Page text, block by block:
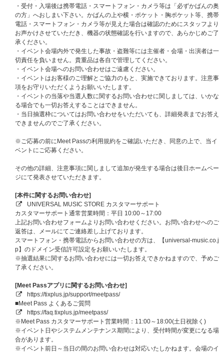
[当選人数] 東京・大阪共通：各日程960名（各日程：各メンバー120名）、
合計2,880名
⑤団体ハートタッチ会（撮影OK！）
[当選人数] 東京・大阪共通：各日程400名、合計1,200名
⑥ 【ATEEZ JAPAN OFFICIAL FANCLUB会員限定】
（撮影OK！）
[当選人数]
＜シリアルナンバーでの事前抽選枠＞東京・大阪共通：各日程150名、合計
450名
＜当日抽選枠＞東京・大阪共通：各日程50名、合計150名
※イベント内容の詳細、注意事項は後日ご案内いたします。
【B】スペシャル特典プレゼント企画！
[当選人数] 8名（各メンバー1名）
②メンバー全員直筆サイン入りポスタープレゼント
③印字サイン&メッセージ入りフォトカードプレゼント（※希望メンバー選
択不可・未公開絵柄16種）
■応募期間
【A】オフラインイベントご招待、【B】スペシャル特典プレゼント企画！
はそれぞれ応募期間が異なります。
【1回目】
対象：【ATEEZ JAPAN OFFICIAL FANCLUB会員限定】プレミアム団体サ
イン会（全日程）
応募期間：2026年7月28日（火）10:00～2026年8月3日（月）09:00
当落発表： 2026年8月7日（金）20:00頃
対象：メンバー別サイン会（全日程）、メンバー別グッドタッチ会（全日
程）、【ATEEZ JAPAN OFFICIAL FANCLUB会員限定】ATINY公式パパラッ
チ会（全日程）
応募期間：2026年8月3日（月）10:00～2026年8月10日（月）09:00
当落発表：2026年8月14日（金）20:00頃
【3回目】
対象：メンバー別グッドタッチ会（全日程）、団体ハートタッチ会（全日
程）
・受付・入場後は携帯電話・スマートフォン・カメラ等は「必ずかばんの奥
の方」へおしまい下さい。かばんの上や横・ポケット・胸ポケット等、携帯
電話・スマートフォン・カメラ等が見えた場合は確認のためにスタッフより
お声かけさせていただき、機器の状態確認を行いますので、あらかじめご了
承ください。
・イベント会場内外で発生した事故・盗難等には主催者・会場・出演者は一
切責任を負いません。貴重品は各自で管理してください。
・イベント会場へのお問い合わせはご遠慮ください。
・イベントはお客様のご理解とご協力のもと、実施できております。注意事
項をお守りいただくようお願いいたします。
・イベントの当落や当選人数に関するお問い合わせに関しましては、いかな
る場合でも一切お答えすることはできません。
・当日抽選枠についてはお問い合わせをいただいても、詳細発表までお答え
できませんのでご了承ください。
※ご応募の前にMeet Passの利用規約をご確認いただき、同意の上で、当イ
ベントにご応募ください。
その他の詳細、注意事項に関しまして追加が発生する場合は後日ホームペー
ジにて発表させていただきます。
[本件に関するお問い合わせ]
UNIVERSAL MUSIC STORE カスタマーサポート
カスタマーサポート通常営業時間：平日 10:00～17:00
上記お問い合わせフォームよりお問い合わせください。お問い合わせへのご
返答は、メールにてご連絡差し上げております。
スマートフォン・携帯電話からお問い合わせの方は、【universal-music.co.j
p】のドメイン受信許可設定をお願いいたします。
※抽選結果に関するお問い合わせには一切お答えできかねますので、予めご
了承ください。
[Meet Passアプリに関するお問い合わせ]
https://tixplus.jp/support/meetpass/
■Meet Pass よくあるご質問
https://faq.tixplus.jp/meetpass/
※Meet Pass カスタマーサポート営業時間：11:00～18:00(土日祝除く)
※イベント日やシステムメンテナンス期間により、受付時間が変更になる場
合があります。
※イベント前日～当日の間のお問い合わせは対応いたしかねます。会場のイ